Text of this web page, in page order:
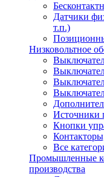
Датчики
т.п.)
Низковольтное
Источники
Кнопки
Все
Промышленные
производства